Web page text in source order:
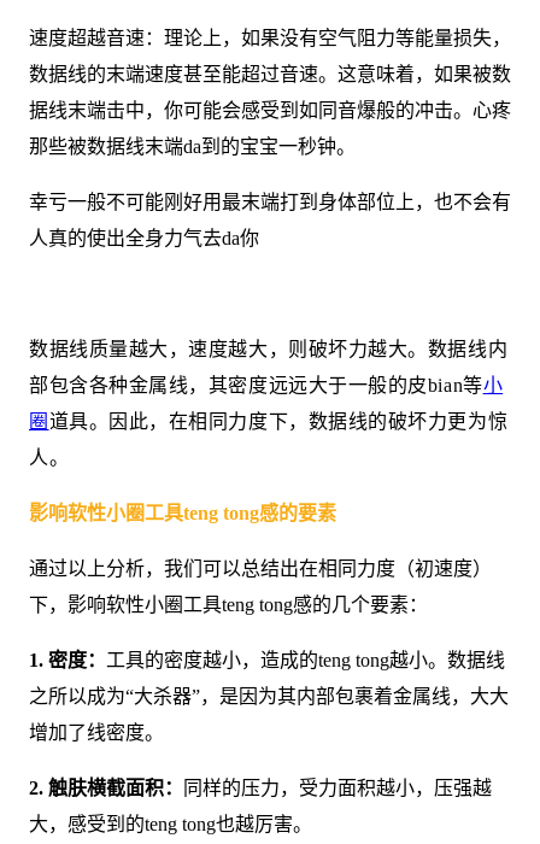
速度超越音速：理论上，如果没有空气阻力等能量损失，
数据线的末端速度甚至能超过音速。这意味着，如果被数
据线末端击中，你可能会感受到如同音爆般的冲击。心疼
那些被数据线末端da到的宝宝一秒钟。
幸亏一般不可能刚好用最末端打到身体部位上，也不会有
人真的使出全身力气去da你
数据线质量越大，速度越大，则破坏力越大。数据线内
部包含各种金属线，其密度远远大于一般的皮bian等小
圈 道具。因此，在相同力度下，数据线的破坏力更为惊
人。
影响软性小圈工具teng tong感的要素
通过以上分析，我们可以总结出在相同力度（初速度）
下，影响软性小圈工具teng tong感的几个要素：
1. 密度： 工具的密度越小，造成的teng tong越小。数据线
之所以成为“大杀器”，是因为其内部包裹着金属线，大大
增加了线密度。
2. 触肤横截面积：
同样的压力，受力面积越小，压强越
大，感受到的teng tong也越厉害。